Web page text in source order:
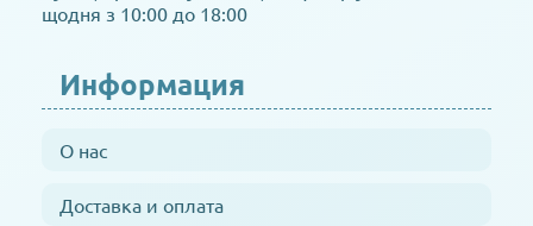
щодня з 10:00 до 18:00
Информация
О нас
Доставка и оплата